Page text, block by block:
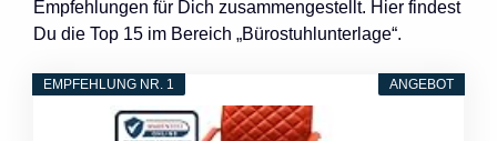
Empfehlungen für Dich zusammengestellt. Hier findest
Du die Top 15 im Bereich „Bürostuhlunterlage“.
ANGEBOT
EMPFEHLUNG NR. 1